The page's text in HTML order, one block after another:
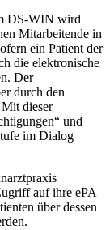
DS-WIN wird
Mitarbeitende in
ein Patient der
die elektronische
Der
durch den
dieser
und
im Dialog
auf ihre ePA
über dessen